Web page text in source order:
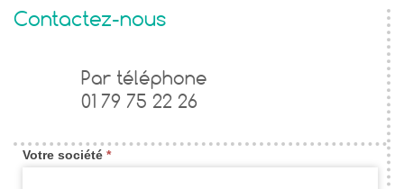
Contactez-nous
Formulaire
contact
Par téléphone
01 79 75 22 26
Votre société *